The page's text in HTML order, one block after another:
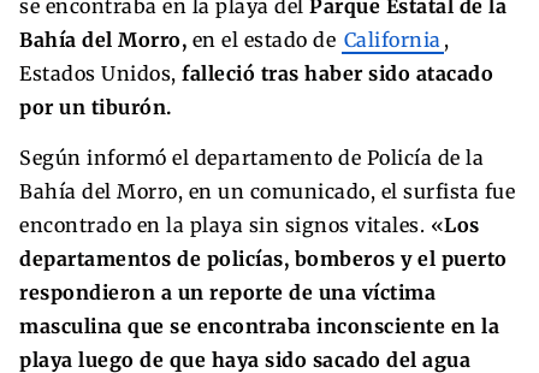
se encontraba en la playa del Parque Estatal de la
Bahía del Morro, en el estado de California ,
Estados Unidos, falleció tras haber sido atacado
por un tiburón.
Según informó el departamento de Policía de la
Bahía del Morro, en un comunicado, el surfista fue
encontrado en la playa sin signos vitales. «Los
departamentos de policías, bomberos y el puerto
respondieron a un reporte de una víctima
masculina que se encontraba inconsciente en la
playa luego de que haya sido sacado del agua